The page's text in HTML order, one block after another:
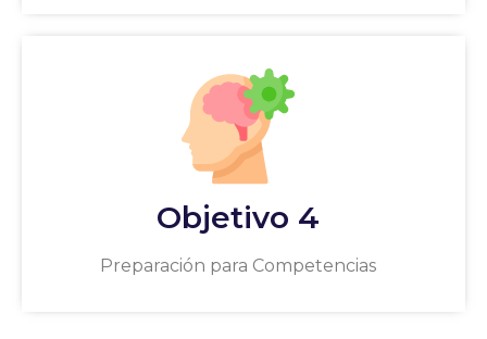
Objetivo 4
Preparación para Competencias